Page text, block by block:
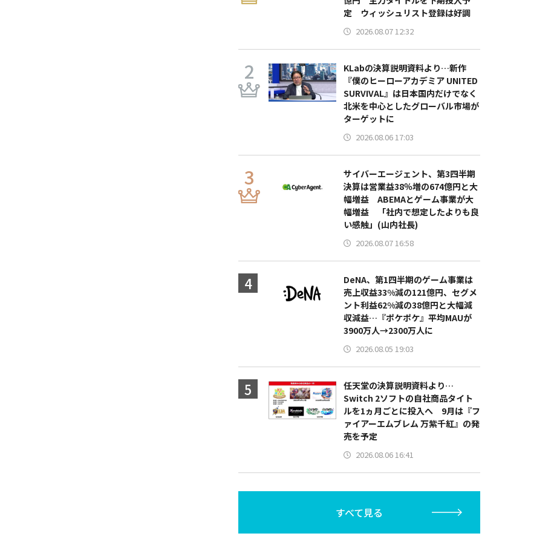
定 ウィッシュリスト登録は好調
2026.08.07 12:32
KLabの決算説明資料より…新作
『僕のヒーローアカデミア UNITED
SURVIVAL』は日本国内だけでなく
北米を中心としたグローバル市場が
ターゲットに
2026.08.06 17:03
サイバーエージェント、第3四半期
決算は営業益38％増の674億円と大
幅増益 ABEMAとゲーム事業が大
幅増益 「社内で想定したよりも良
い感触」(山内社長)
2026.08.07 16:58
DeNA、第1四半期のゲーム事業は
売上収益33%減の121億円、セグメ
ント利益62%減の38億円と大幅減
収減益…『ポケポケ』平均MAUが
3900万人→2300万人に
2026.08.05 19:03
任天堂の決算説明資料より…
Switch 2ソフトの自社商品タイト
ルを1ヵ月ごとに投入へ 9月は『フ
ァイアーエムブレム 万紫千紅』の発
売を予定
2026.08.06 16:41
すべて見る